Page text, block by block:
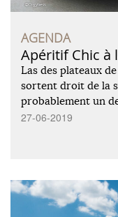
AGENDA
Apéritif Chic à
Las des plateaux
sortent droit de la
probablement un
27-06-2019